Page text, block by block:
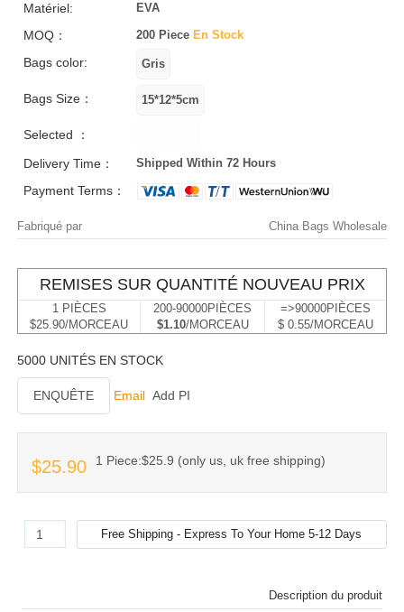
Matériel: EVA
MOQ： 200 Piece En Stock
Bags color:
Bags Size：
Selected ：
Delivery Time：
Shipped Within 72 Hours
Payment Terms：
Fabriqué par China Bags Wholesale
REMISES SUR QUANTITÉ NOUVEAU PRIX
1 PIÈCES
$25.90/MORCEAU
200-90000PIÈCES
$1.10/MORCEAU
=>90000PIÈCES
$ 0.55/MORCEAU
5000 UNITÉS EN STOCK
ENQUÊTE Email Add PI
$25.90 1 Piece:$25.9 (only us, uk free shipping)
Description du produit